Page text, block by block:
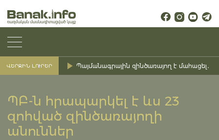
ՎԵՐՋԻՆ ԼՈՒՐԵՐ Պայմանագրային զինծառայող է մահացել․
ՊԲ-ն հրապարկել է ևս 23
զոհված զինծառայողի
անուններ